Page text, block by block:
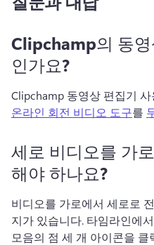
Clipchamp의 동영
인가요?
Clipchamp 동영상 편집기
온라인 회전 비디오 도구를
세로 비디오를 가
해야 하나요?
비디오를 가로에서 세로로
지가 있습니다. 타임라인에
모음의 점 세 개 아이콘을 클